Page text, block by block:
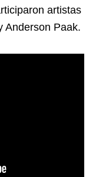
artistas
Anderson Paak.